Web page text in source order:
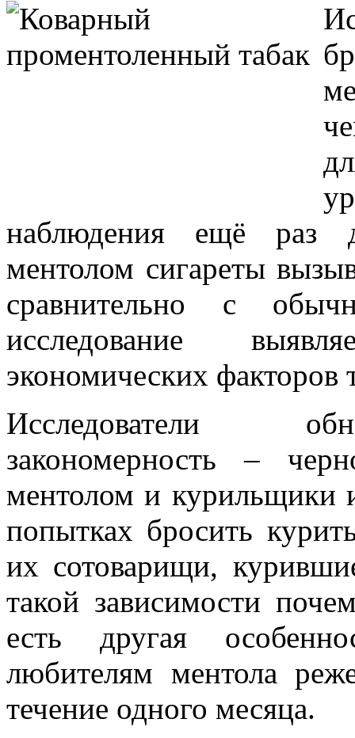
наблюдения ещё раз
ментолом сигареты
сравнительно с
исследование
экономических факторов
Исследователи
закономерность –
ментолом и курильщики
попытках бросить
их сотоварищи,
такой зависимости
есть другая
любителям ментола
течение одного месяца.